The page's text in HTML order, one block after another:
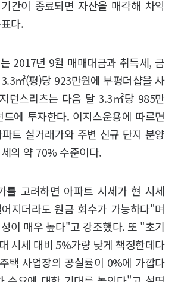
간이 종료되면 자산을 매각해 차익
다.
2017년 9월 매매대금과 취득세, 금
㎡(평)당 923만원에 부평더샵을 사
던스리츠는 다음 달 3.3㎡당 985만
에 투자한다. 이지스운용에 따르면
트 실거래가와 주변 신규 단지 분양
의 약 70% 수준이다.
를 고려하면 아파트 시세가 현 시세
지더라도 원금 회수가 가능하다"며
이 매우 높다"고 강조했다. 또 "초기
시세 대비 5%가량 낮게 책정한데다
택 사업장의 공실률이 0%에 가깝다